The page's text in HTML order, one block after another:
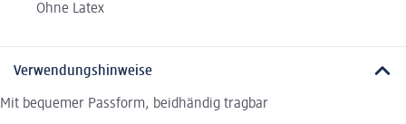
Ohne Latex
Verwendungshinweise
Mit bequemer Passform, beidhändig tragbar